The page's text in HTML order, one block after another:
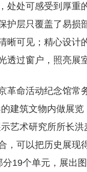
处可感受到厚重
护层只覆盖了易损
晰可见；精心设计
透过窗户，照亮展室
命活动纪念馆常
建筑文物内做展
艺术研究所所长洪
，可以把历史展现
分19个单元，展出